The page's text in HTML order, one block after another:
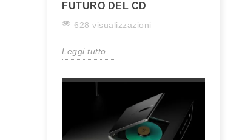
FUTURO DEL CD
628 visualizzazioni
Leggi tutto...